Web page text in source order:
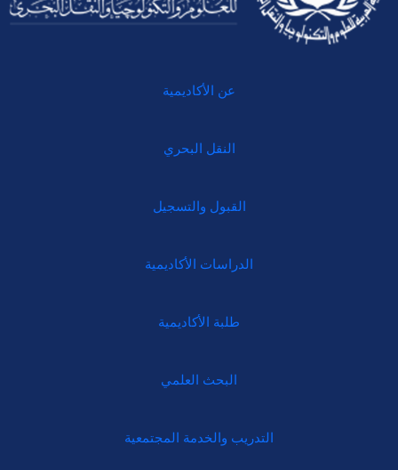
عن الأكاديمية
النقل البحري
القبول والتسجيل
الدراسات الأكاديمية
طلبة الأكاديمية
البحث العلمي
التدريب والخدمة المجتمعية